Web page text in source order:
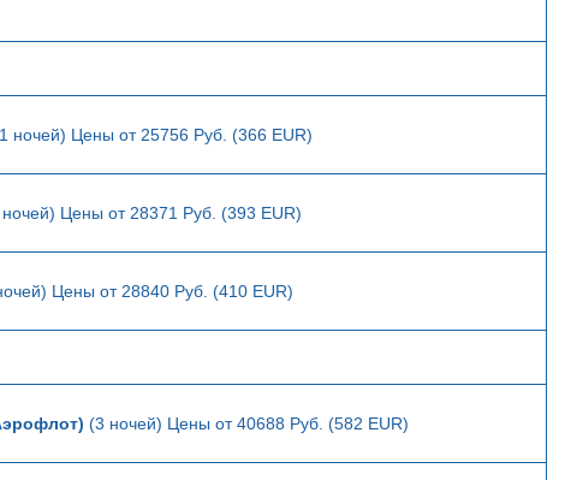
ночей) Цены от 25756 Руб. (366 EUR)
Цены от 28371 Руб. (393 EUR)
Цены от 28840 Руб. (410 EUR)
(3 ночей) Цены от 40688 Руб. (582 EUR)